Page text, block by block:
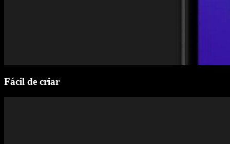
Fácil de criar